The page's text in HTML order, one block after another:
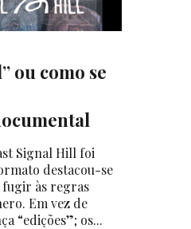
ou como se
Signal Hill foi
destacou-se
às regras
Em vez de
“edições”; os...